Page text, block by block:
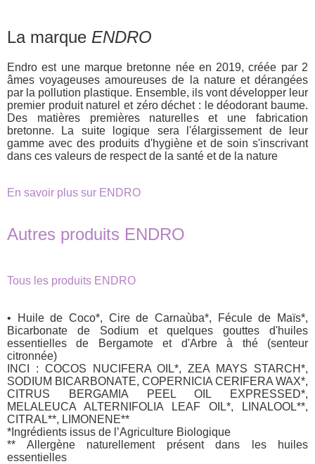
La marque ENDRO
Endro est une marque bretonne née en 2019, créée par 2
âmes voyageuses amoureuses de la nature et dérangées
par la pollution plastique. Ensemble, ils vont développer leur
premier produit naturel et zéro déchet : le déodorant baume.
Des matières premières naturelles et une fabrication
bretonne. La suite logique sera l'élargissement de leur
gamme avec des produits d'hygiène et de soin s'inscrivant
dans ces valeurs de respect de la santé et de la nature
En savoir plus sur ENDRO
Autres produits ENDRO
Tous les produits ENDRO
• Huile de Coco*, Cire de Carnaùba*, Fécule de Maïs*,
Bicarbonate de Sodium et quelques gouttes d'huiles
essentielles de Bergamote et d'Arbre à thé (senteur
citronnée)
INCI : COCOS NUCIFERA OIL*, ZEA MAYS STARCH*,
SODIUM BICARBONATE, COPERNICIA CERIFERA WAX*,
CITRUS BERGAMIA PEEL OIL EXPRESSED*,
MELALEUCA ALTERNIFOLIA LEAF OIL*, LINALOOL**,
CITRAL**, LIMONENE**
*Ingrédients issus de l’Agriculture Biologique
** Allergène naturellement présent dans les huiles
essentielles